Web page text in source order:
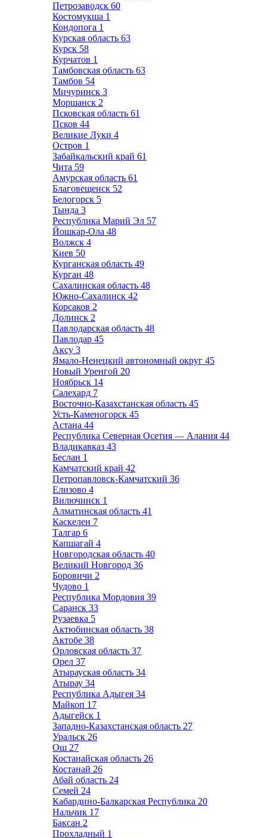
Петрозаводск 60
Костомукша 1
Кондопога 1
Курская область 63
Курск 58
Курчатов 1
Тамбовская область 63
Тамбов 54
Мичуринск 3
Моршанск 2
Псковская область 61
Псков 44
Великие Луки 4
Остров 1
Забайкальский край 61
Чита 59
Амурская область 61
Благовещенск 52
Белогорск 5
Тында 3
Республика Марий Эл 57
Йошкар-Ола 48
Волжск 4
Киев 50
Курганская область 49
Курган 48
Сахалинская область 48
Южно-Сахалинск 42
Корсаков 2
Долинск 2
Павлодарская область 48
Павлодар 45
Аксу 3
Ямало-Ненецкий автономный округ 45
Новый Уренгой 20
Ноябрьск 14
Салехард 7
Восточно-Казахстанская область 45
Усть-Каменогорск 45
Астана 44
Республика Северная Осетия — Алания 44
Владикавказ 43
Беслан 1
Камчатский край 42
Петропавловск-Камчатский 36
Елизово 4
Вилючинск 1
Алматинская область 41
Каскелен 7
Талгар 6
Капшагай 4
Новгородская область 40
Великий Новгород 36
Боровичи 2
Чудово 1
Республика Мордовия 39
Саранск 33
Рузаевка 5
Актюбинская область 38
Актобе 38
Орловская область 37
Орел 37
Атырауская область 34
Атырау 34
Республика Адыгея 34
Майкоп 17
Адыгейск 1
Западно-Казахстанская область 27
Уральск 26
Ош 27
Костанайская область 26
Костанай 26
Абай область 24
Семей 24
Кабардино-Балкарская Республика 20
Нальчик 17
Баксан 2
Прохладный 1